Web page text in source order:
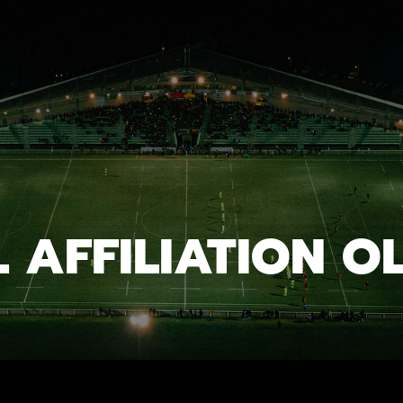
AFFILIATION